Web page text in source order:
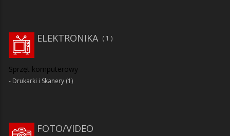
1
ELEKTRONIKA
Sprzęt komputerowy
Drukarki i Skanery (1)
FOTO/VIDEO